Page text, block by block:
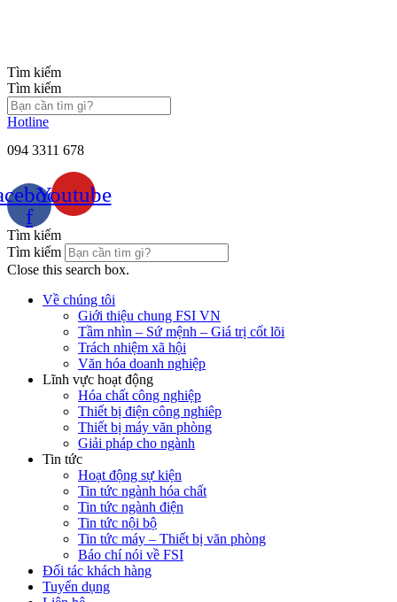
Tìm kiếm
Tìm kiếm
Hotline
094 3311 678
f
Youtube
Tìm kiếm
Tìm kiếm
Close this search box.
Về chúng tôi
Giới thiệu chung FSI VN
Tầm nhìn – Sứ mệnh – Giá trị cốt lõi
Trách nhiệm xã hội
Văn hóa doanh nghiệp
Lĩnh vực hoạt động
Hóa chất công nghiệp
Thiết bị điện công nghiêp
Thiết bị máy văn phòng
Giải pháp cho ngành
Tin tức
Hoạt động sự kiện
Tin tức ngành hóa chất
Tin tức ngành điện
Tin tức nội bộ
Tin tức máy – Thiết bị văn phòng
Báo chí nói về FSI
Đối tác khách hàng
Tuyển dụng